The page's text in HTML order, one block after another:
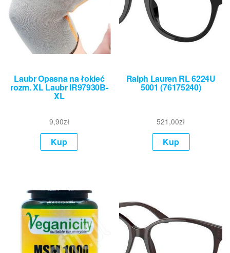
Laubr Opasna na łokieć
rozm. XL Laubr IR97930B-
XL
9,90zł
Kup
Ralph Lauren RL 6224U
5001 (76175240)
521,00zł
Kup